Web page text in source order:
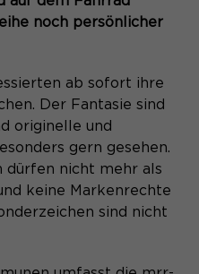
System dieser
Basis-Cookies sind
es der Website, Sie
somit Ihre Sitzung
Es speichert bei
Login für einen
Bereich die Benutzer-
des Nutzers.
eines Besuchers.
die automatische
vom Nutzer gewählte
noch persönlicher
ab sofort ihre
Der Fantasie sind
originelle und
gern gesehen.
dürfen nicht mehr als
keine Markenrechte
sind nicht